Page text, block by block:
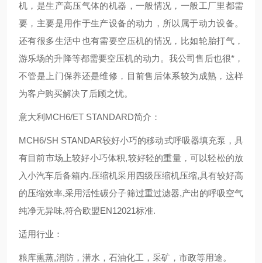
机，是生产高压气体的机器，一般情况，一般工厂里都需
要，主要是用作于生产设备的动力，所以属于动力设备。
还有很多生活中也有需要空压机的情况，比如轮胎打气，
游乐场的升降等都需要空压机的动力。我公司售后也很*，
不管是上门保养还是维修，目前售后体系较为成熟，这样
为客户购买解决了后顾之忧。
意大利MCH6/ET STANDARD简介：
MCH6/SH STANDAR较好小巧的移动式呼吸器填充泵，具
有目前市场上较好小巧体积,较好轻的重量，可以轻松的放
入小汽车后备箱内.压缩机采用四级压缩机压缩,具有较好高
的压缩效率,采用活性碳分子筛过重过滤器,产出的呼吸空气
纯净无异味,符合欧盟EN12021标准.
适用行业：
粮库熏蒸,消防，潜水，石油化工，采矿，市政等用途。